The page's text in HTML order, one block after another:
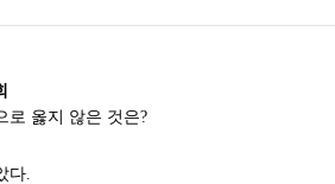
로 옳지 않은 것은?
다.